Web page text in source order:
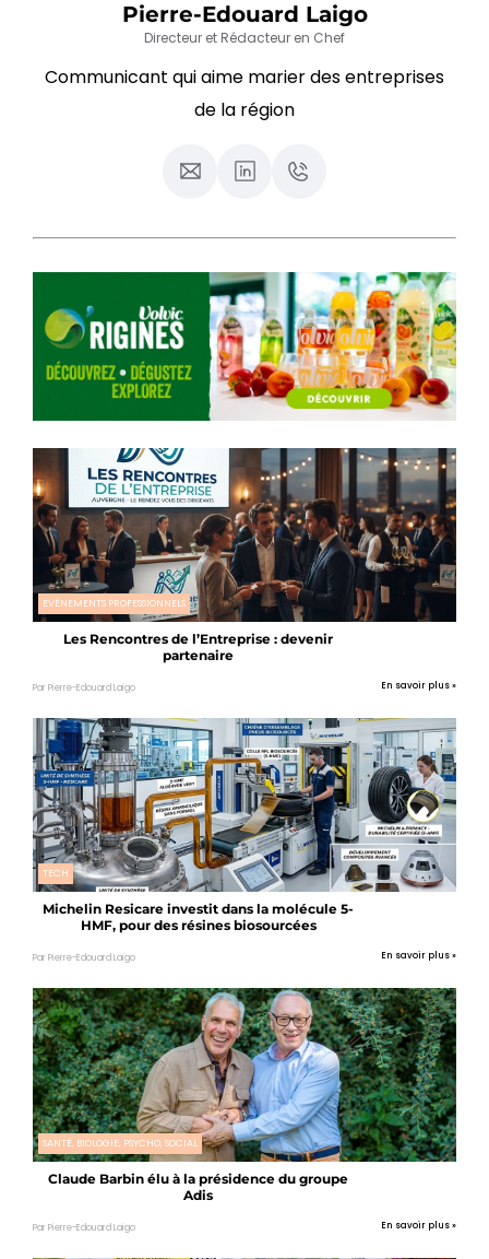
Pierre-Edouard Laigo
Directeur et Rédacteur en Chef
Communicant qui aime marier des entreprises
de la région
EVÉNEMENTS PROFESSIONNELS
Les Rencontres de l’Entreprise : devenir
partenaire
Par Pierre-Edouard Laigo En savoir plus »
TECH
Michelin Resicare investit dans la molécule 5-
HMF, pour des résines biosourcées
Par Pierre-Edouard Laigo En savoir plus »
SANTÉ, BIOLOGIE, PSYCHO, SOCIAL
Claude Barbin élu à la présidence du groupe
Adis
Par Pierre-Edouard Laigo En savoir plus »